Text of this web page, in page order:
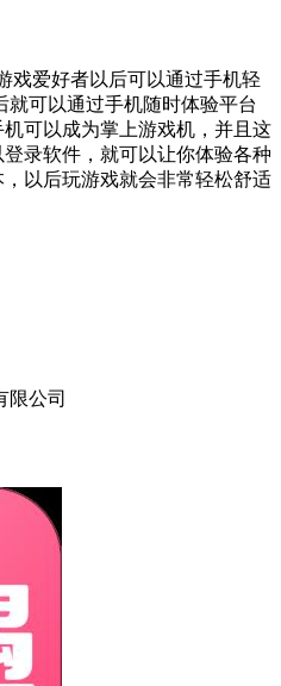
爱好者以后可以通过手机轻
可以通过手机随时体验平台
可以成为掌上游戏机，并且这
录软件，就可以让你体验各种
以后玩游戏就会非常轻松舒适
限公司